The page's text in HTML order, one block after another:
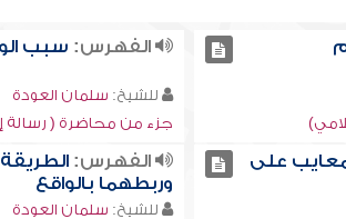
الفهرس: سبب
للشيخ: سلمان العودة
جزء من محاضرة (
على
الفهرس:
وربطهما بالواقع
للشيخ: سلمان العودة